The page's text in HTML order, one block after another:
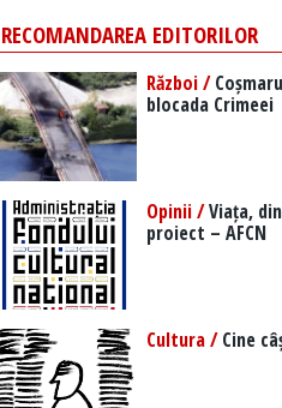
RECOMANDAREA EDITORILOR
Război /
blocada Crimeei
Opinii /Viața,
proiect – AFCN
Cultura /Cine